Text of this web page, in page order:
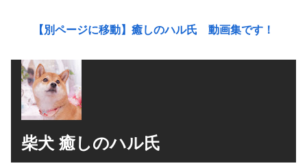
【別ページに移動】癒しのハル氏 動画集です！
柴犬 癒しのハル氏